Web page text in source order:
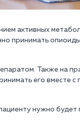
активных
принимать
Также на
его вместе с
нужно